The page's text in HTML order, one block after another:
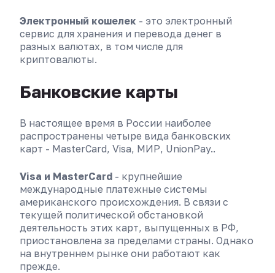
Электронный кошелек - это электронный
сервис для хранения и перевода денег в
разных валютах, в том числе для
криптовалюты.
Банковские карты
В настоящее время в России наиболее
распространены четыре вида банковских
карт - MasterСard, Visa, МИР, UnionPay..
Visa и MasterСard - крупнейшие
международные платежные системы
американского происхождения. В связи с
текущей политической обстановкой
деятельность этих карт, выпущенных в РФ,
приостановлена за пределами страны. Однако
на внутреннем рынке они работают как
прежде.